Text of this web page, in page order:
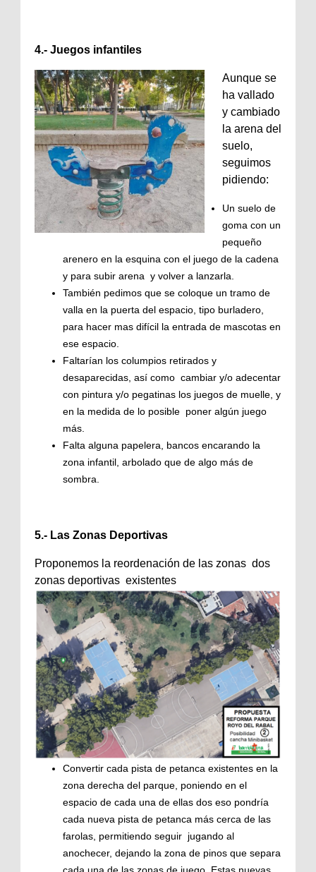
4.- Juegos infantiles
Aunque se
ha vallado
y cambiado
la arena del
suelo,
seguimos
pidiendo:
Un suelo de
goma con un
pequeño
arenero en la esquina con el juego de la cadena
y para subir arena y volver a lanzarla.
También pedimos que se coloque un tramo de
valla en la puerta del espacio, tipo burladero,
para hacer mas difícil la entrada de mascotas en
ese espacio.
Faltarían los columpios retirados y
desaparecidas, así como cambiar y/o adecentar
con pintura y/o pegatinas los juegos de muelle, y
en la medida de lo posible poner algún juego
más.
Falta alguna papelera, bancos encarando la
zona infantil, arbolado que de algo más de
sombra.
5.- Las Zonas Deportivas
Proponemos la reordenación de las zonas dos
zonas deportivas existentes
Convertir cada pista de petanca existentes en la
zona derecha del parque, poniendo en el
espacio de cada una de ellas dos eso pondría
cada nueva pista de petanca más cerca de las
farolas, permitiendo seguir jugando al
anochecer, dejando la zona de pinos que separa
cada una de las zonas de juego. Estas nuevas